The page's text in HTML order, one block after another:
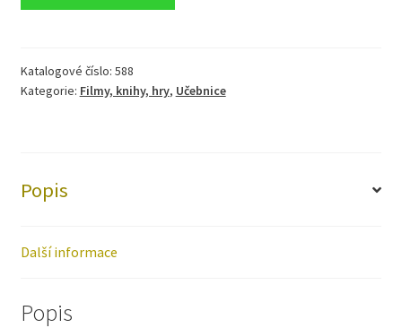
Katalogové číslo: 588
Kategorie: Filmy, knihy, hry, Učebnice
Popis
Další informace
Popis